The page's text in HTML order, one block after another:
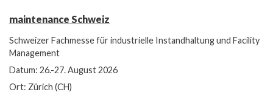
maintenance Schweiz
Schweizer Fachmesse für industrielle Instandhaltung und Facility
Management
Datum: 26.-27. August 2026
Ort: Zürich (CH)